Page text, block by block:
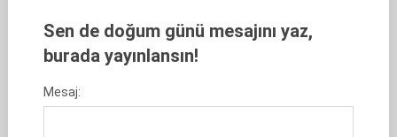
Sen de doğum günü mesajını yaz,
burada yayınlansın!
Mesaj: